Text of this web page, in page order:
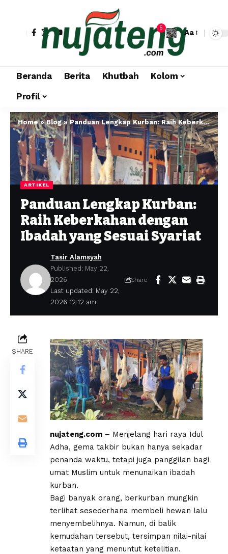
5
Aa
Beranda Berita Khutbah
Kolom
Profil
Home»Blog»Panduan Lengkap Kurban: Raih Keberkahan dengan Ibadah yang Sesuai Syariat
ARTIKEL
Panduan Lengkap Kurban:
Raih Keberkahan dengan
Ibadah yang Sesuai Syariat
Last updated: May 22,
2026 12:12 am
Tasir Alamsyah
Published: May 22,
2026
Share
SHARE
nujateng.com – ​Menjelang hari raya Idul
Adha, gema takbir bukan hanya sekadar
penanda waktu, tetapi juga panggilan bagi
umat Muslim untuk menunaikan ibadah
kurban.
Bagi banyak orang, berkurban mungkin
terlihat sesederhana membeli hewan lalu
menyembelihnya. Namun, di balik
kemudahan tersebut, tersimpan nilai-nilai
ketaatan yang menuntut ketelitian.